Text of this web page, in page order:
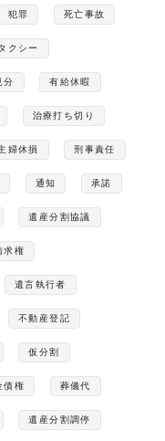
犯罪 死亡事故
クシー
分 有給休暇
治療打ち切り
婦休損 刑事責任
通知 承諾
遺産分割協議
求権
遺言執行者
不動産登記
仮分割
債権 葬儀代
遺産分割調停